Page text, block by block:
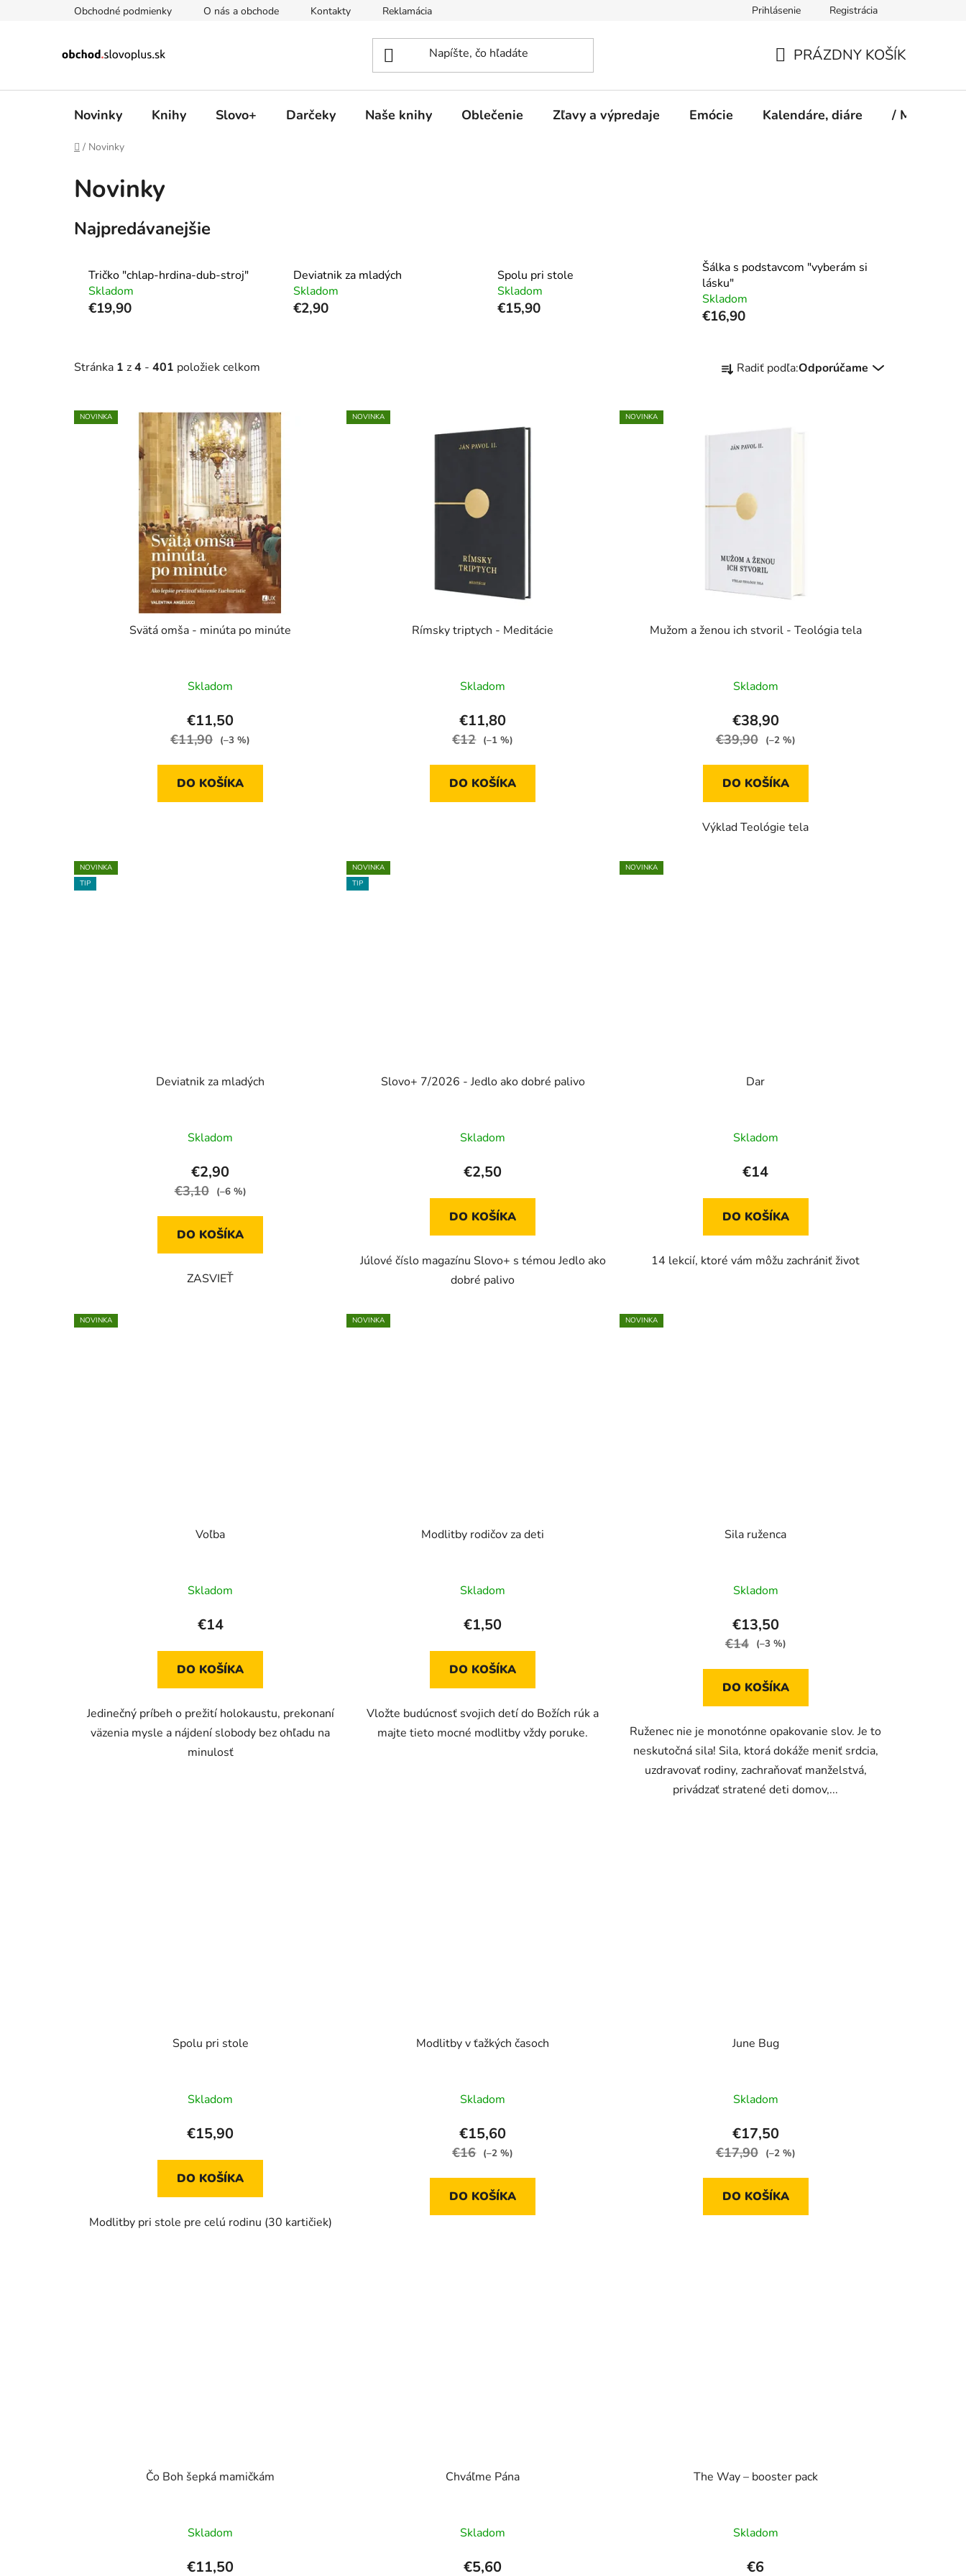
Obchodné podmienky O nás a obchode Kontakty Reklamácia Prihlásenie Registrácia
KOŠÍK
PRÁZDNY KOŠÍK
Novinky Knihy Slovo+ Darčeky Naše knihy Oblečenie Zľavy a výpredaje Emócie Kalendáre, diáre / Magazín
Domov
/ Novinky
Novinky
Najpredávanejšie
Tričko "chlap-hrdina-dub-stroj"
Skladom
€19,90
Deviatnik za mladých
Skladom
€2,90
Spolu pri stole
Skladom
€15,90
Šálka s podstavcom "vyberám si
lásku"
Skladom
€16,90
Stránka 1 z4 - 401 položiek celkom
a
n
r
u
t
v
Radiť podľa:Odporúčame
V
ý
NOVINKA
Svätá omša - minúta po minúte
Skladom
€11,50
€11,90 (–3 %)
DO KOŠÍKA
NOVINKA
Rímsky triptych - Meditácie
Skladom
€11,80
€12 (–1 %)
DO KOŠÍKA
NOVINKA
Mužom a ženou ich stvoril - Teológia tela
Skladom
€38,90
€39,90 (–2 %)
DO KOŠÍKA
Výklad Teológie tela
NOVINKA
TIP
Deviatnik za mladých
Skladom
€2,90
€3,10 (–6 %)
DO KOŠÍKA
ZASVIEŤ
NOVINKA
TIP
Slovo+ 7/2026 - Jedlo ako dobré palivo
Skladom
€2,50
DO KOŠÍKA
Júlové číslo magazínu Slovo+ s témou Jedlo ako
dobré palivo
NOVINKA
Dar
Skladom
€14
DO KOŠÍKA
14 lekcií, ktoré vám môžu zachrániť život
NOVINKA
Voľba
Skladom
€14
DO KOŠÍKA
Jedinečný príbeh o prežití holokaustu, prekonaní
väzenia mysle a nájdení slobody bez ohľadu na
minulosť
NOVINKA
Modlitby rodičov za deti
Skladom
€1,50
DO KOŠÍKA
Vložte budúcnosť svojich detí do Božích rúk a
majte tieto mocné modlitby vždy poruke.
NOVINKA
Sila ruženca
Skladom
€13,50
€14 (–3 %)
DO KOŠÍKA
Ruženec nie je monotónne opakovanie slov. Je to
neskutočná sila! Sila, ktorá dokáže meniť srdcia,
uzdravovať rodiny, zachraňovať manželstvá,
privádzať stratené deti domov,...
Spolu pri stole
Skladom
€15,90
DO KOŠÍKA
Modlitby pri stole pre celú rodinu (30 kartičiek)
Modlitby v ťažkých časoch
Skladom
€15,60
€16 (–2 %)
DO KOŠÍKA
June Bug
Skladom
€17,50
€17,90 (–2 %)
DO KOŠÍKA
Čo Boh šepká mamičkám
Skladom
€11,50
Chváľme Pána
Skladom
€5,60
The Way – booster pack
Skladom
€6